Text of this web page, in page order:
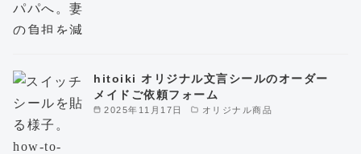
2025年11月17日 オリジナル商品
hitoiki オリジナル文言シールのオーダー
メイドご依頼フォーム